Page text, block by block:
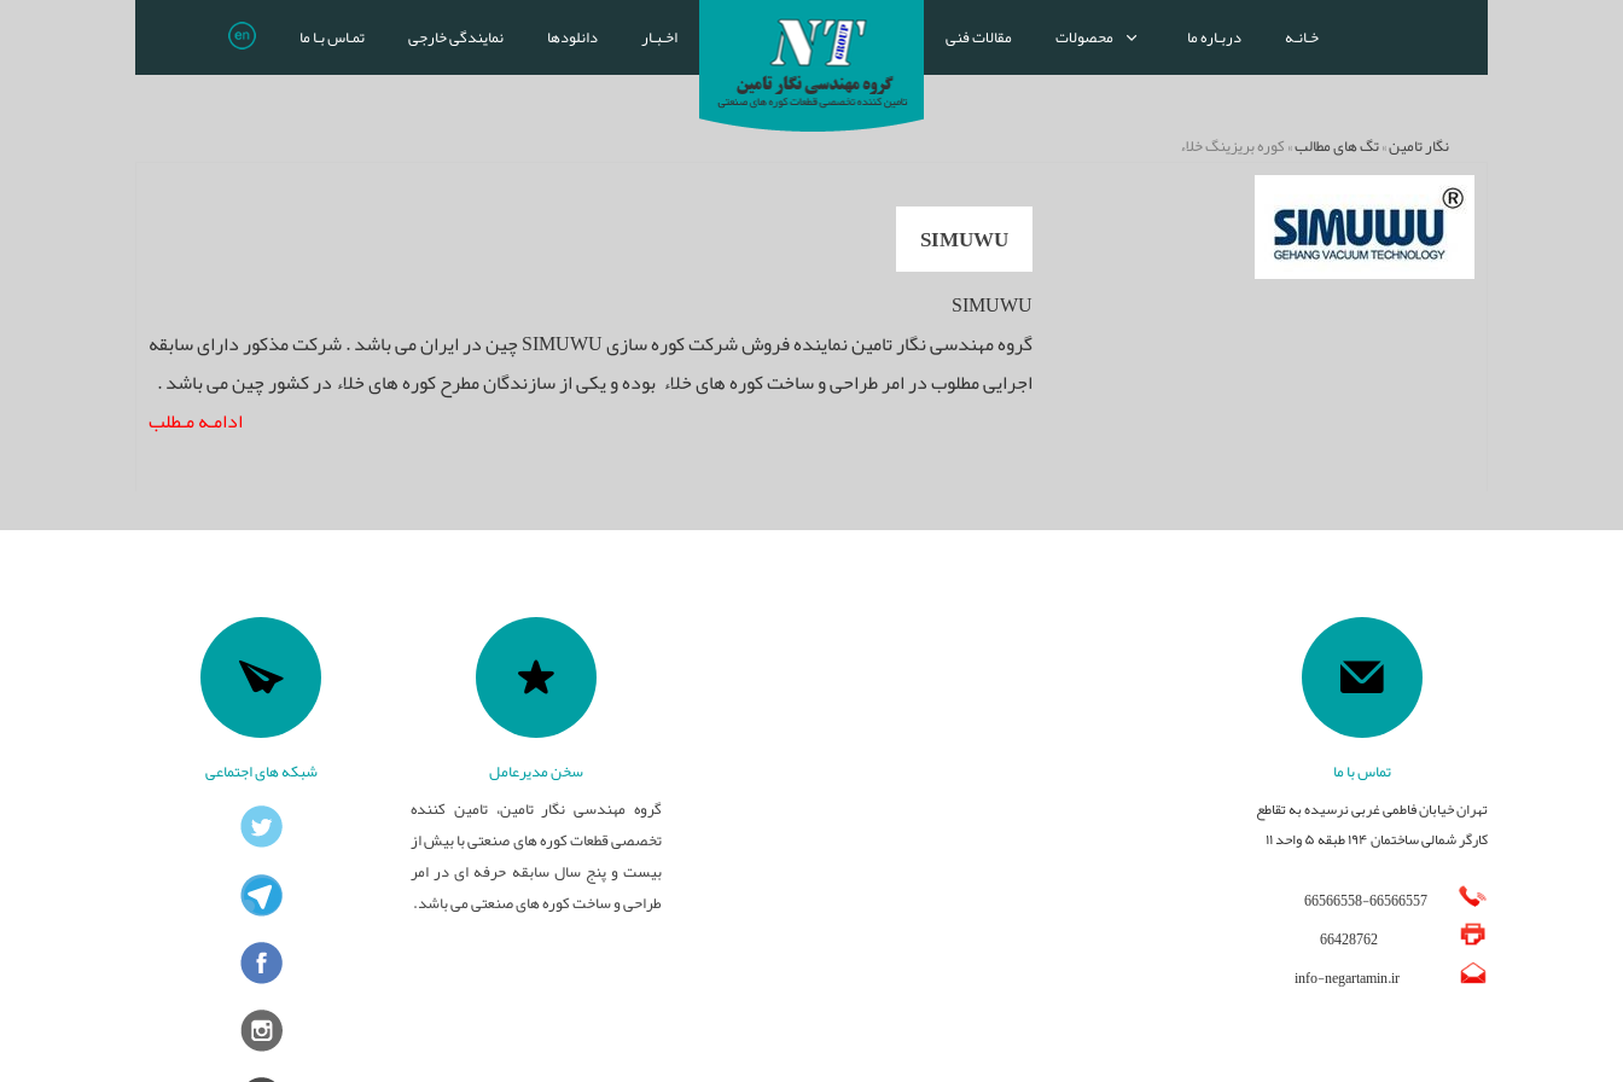
تمـاس بـا ما نمایندگی خارجی دانلودها اخـبـار مقالات فنی محصولات دربـاره ما خـانـه
نگار تامین»تگ های مطالب» کوره بریزینگ خلاء
SIMUWU
SIMUWU
گروه مهندسی نگار تامین نماینده فروش شرکت کوره سازی SIMUWU چین در ایران می باشد . شرکت مذکور دارای سابقه
اجرایی مطلوب در امر طراحی و ساخت کوره های خلاء بوده و یکی از سازندگان مطرح کوره های خلاء در کشور چین می باشد .
ادامـه مـطلب
شبکه های اجتماعی
سخن مدیرعامل
گروه مهندسی نگار تامین، تامین کننده
تخصصی قطعات کوره های صنعتی با بیش از
بیست و پنج سال سابقه حرفه ای در امر
طراحی و ساخت کوره های صنعتی می باشد.
تماس با ما
تهران خیابان فاطمی غربی نرسیده به تقاطع
کارگر شمالی ساختمان ۱۹۴ طبقه ۵ واحد ۱۱
66566558-66566557
66428762
info-negartamin.ir